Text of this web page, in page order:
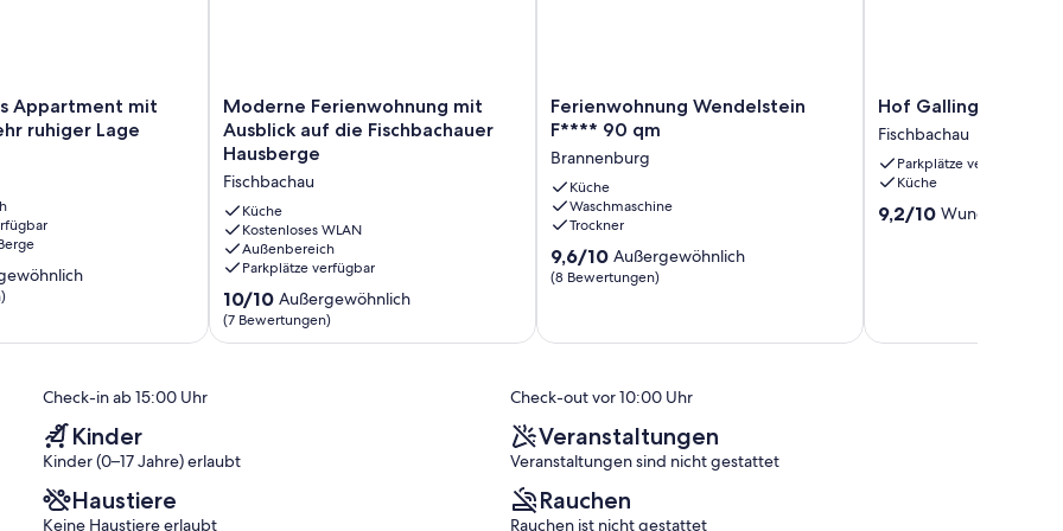
in einer kleinen Nebenstraße zu finden, ruhig und doch
Familie gebauten, architektonisch interessanten
Eingang und zwei eigenen Terrassen.
und Fahrradtouren direkt von der Haustür oder auch
auch die schnell erreichbaren Städte wie München, Rosenheim
bei jedem Wetter.
Appartment mit
ruhiger Lage
Moderne
Ferienwohnung
mit
auf
die
Fischbachauer
Hausberge
Fischbachau
Moderne Ferienwohnung mit
Ausblick auf die Fischbachauer
Hausberge
Fischbachau
Küche
Kostenloses WLAN
Außenbereich
Parkplätze verfügbar
10.0
von
10,
10/10 Außergewöhnlich
(7 Bewertungen)
Ferienwohnung
Wendelstein
90
qm
Brannenburg
Ferienwohnung Wendelstein
F**** 90 qm
Brannenburg
Küche
Waschmaschine
Trockner
9.6
von
(8
9,6/10 Außergewöhnlich
(8 Bewertungen)
Hof
Galling
-
FW
1,
Deutschland
Hof Galling - FW 1,
Fischbachau
Parkplätze verfügbar
Küche
9.2
9,2/10 Wunderbar
Check-in ab 15:00 Uhr Check-out vor 10:00 Uhr
Kinder
Kinder (0–17 Jahre) erlaubt
Veranstaltungen
Veranstaltungen sind nicht gestattet
Haustiere
Keine Haustiere erlaubt
Rauchen
Rauchen ist nicht gestattet